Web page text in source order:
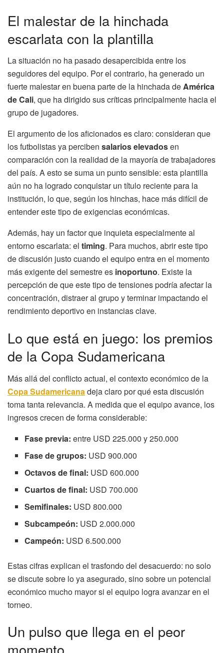
El malestar de la hinchada
escarlata con la plantilla
La situación no ha pasado desapercibida entre los
seguidores del equipo. Por el contrario, ha generado un
fuerte malestar en buena parte de la hinchada deAmérica
de Cali, que ha dirigido sus críticas principalmente hacia el
grupo de jugadores.
El argumento de los aficionados es claro: consideran que
los futbolistas ya perciben salarios elevadosen
comparación con la realidad de la mayoría de trabajadores
del país. A esto se suma un punto sensible: esta plantilla
aún no ha logrado conquistar un título reciente para la
institución, lo que, según los hinchas, hace más difícil de
entender este tipo de exigencias económicas.
Además, hay un factor que inquieta especialmente al
entorno escarlata: el timing. Para muchos, abrir este tipo
de discusión justo cuando el equipo entra en el momento
más exigente del semestre es inoportuno. Existe la
percepción de que este tipo de tensiones podría afectar la
concentración, distraer al grupo y terminar impactando el
rendimiento deportivo en instancias clave.
Lo que está en juego: los premios
de la Copa Sudamericana
Más allá del conflicto actual, el contexto económico de la
Copa Sudamericana deja claro por qué esta discusión
toma tanta relevancia. A medida que el equipo avance, los
ingresos crecen de forma considerable:
Fase previa: entre USD 225.000 y 250.000
Fase de grupos: USD 900.000
Octavos de final: USD 600.000
Cuartos de final: USD 700.000
Semifinales: USD 800.000
Subcampeón: USD 2.000.000
Campeón: USD 6.500.000
Estas cifras explican el trasfondo del desacuerdo: no solo
se discute sobre lo ya asegurado, sino sobre un potencial
económico mucho mayor si el equipo logra avanzar en el
torneo.
Un pulso que llega en el peor